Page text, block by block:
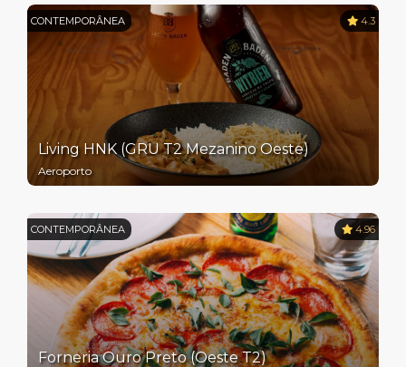
CONTEMPORÂNEA 4.3
Living HNK (GRU T2 Mezanino Oeste)
Aeroporto
CONTEMPORÂNEA 4.96
Forneria Ouro Preto (Oeste T2)